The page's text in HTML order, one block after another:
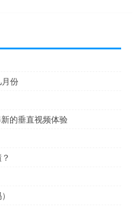
份
的垂直视频体验